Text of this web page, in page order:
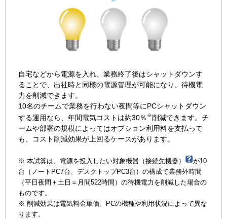
自宅などから電源を入れ、業務終了後はシャットダウンす
ることで、出社時と同様の電源管理が可能になり、待機電
力を削減できます。
10名のチームで業務を行わない夜間等にPCシャットダウン
する運用なら、年間電気コストは約30％ ※削減できます。チ
ームや部署の規模によってはオプション利用料を支払って
も、コスト削減効果が上回るケースがあります。
※ 本試算は、電源を投入したい対象機器（接続先機器）
が10
台（ノートPC7台、デスクトップPC3台）の構成で業務外時間
（平日夜間＋土日＝月間522時間）の待機電力を削減した場合の
ものです。
※ 削減効果は電気料金単価、PCの機種や利用状況によって異な
ります。